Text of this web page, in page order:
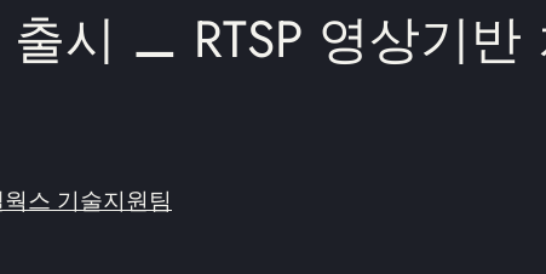
출시 ⚊ RTSP 영상기
스 기술지원팀